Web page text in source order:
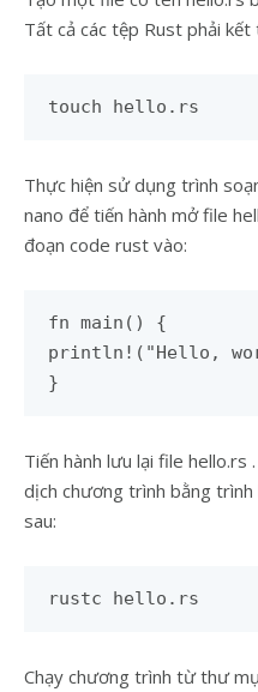
Tất cả các tệp Rust phải
touch hello.rs
Thực hiện sử dụng trình
nano để tiến hành mở file
đoạn code rust vào:
fn main() {
println!("Hello,
}
Tiến hành lưu lại file hello.rs
dịch chương trình bằng
sau:
rustc hello.rs
Chạy chương trình từ thư